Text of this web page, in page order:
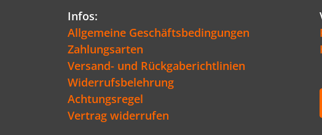
Infos:
Allgemeine Geschäftsbedingungen
Zahlungsarten
Versand- und Rückgaberichtlinien
Widerrufsbelehrung
Achtungsregel
Vertrag widerrufen